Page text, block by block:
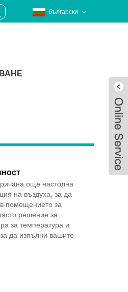
български
още настолна
на въздуха, за да
помещението за
решение за
за температура и
да изпълни вашите